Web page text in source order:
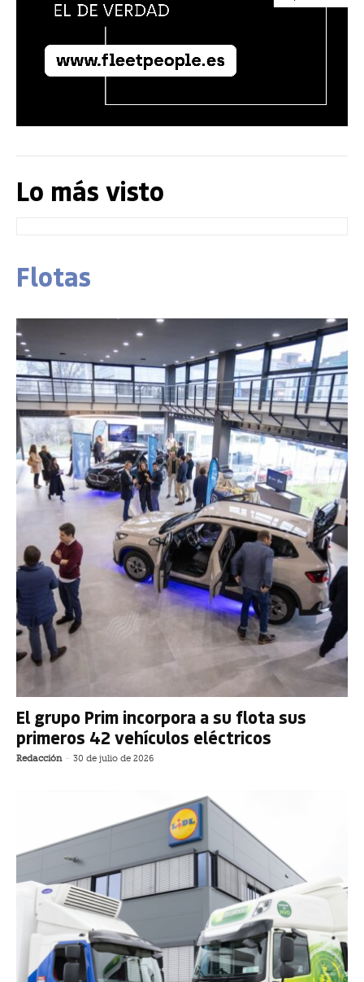
Lo más visto
Flotas
El grupo Prim incorpora a su flota sus
primeros 42 vehículos eléctricos
Redacción - 30 de julio de 2026